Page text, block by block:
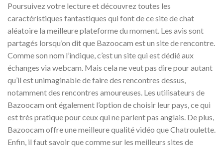
Poursuivez votre lecture et découvrez toutes les
caractéristiques fantastiques qui font de ce site de chat
aléatoire la meilleure plateforme du moment. Les avis sont
partagés lorsqu’on dit que Bazoocam est un site de rencontre.
Comme son nom l’indique, c’est un site qui est dédié aux
échanges via webcam. Mais cela ne veut pas dire pour autant
qu’il est unimaginable de faire des rencontres dessus,
notamment des rencontres amoureuses. Les utilisateurs de
Bazoocam ont également l’option de choisir leur pays, ce qui
est très pratique pour ceux qui ne parlent pas anglais. De plus,
Bazoocam offre une meilleure qualité vidéo que Chatroulette.
Enfin, il faut savoir que comme sur les meilleurs sites de